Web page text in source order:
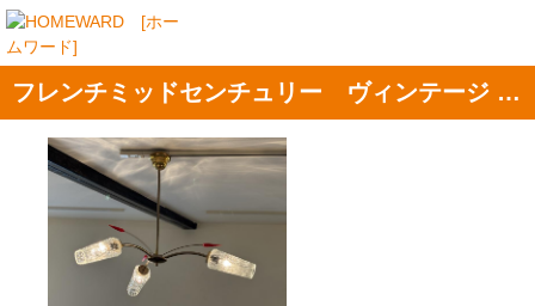
フレンチミッドセンチュリー ヴィンテージ 3灯シャンデリア